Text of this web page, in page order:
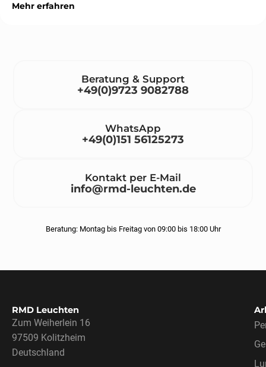
Mehr erfahren
Beratung & Support
+49(0)9723 9082788
WhatsApp
+49(0)151 56125273
Kontakt per E-Mail
info@rmd-leuchten.de
Beratung: Montag bis Freitag von 09:00 bis 18:00 Uhr
RMD Leuchten
Zum Weiherlein 16
97509 Kolitzheim
Deutschland